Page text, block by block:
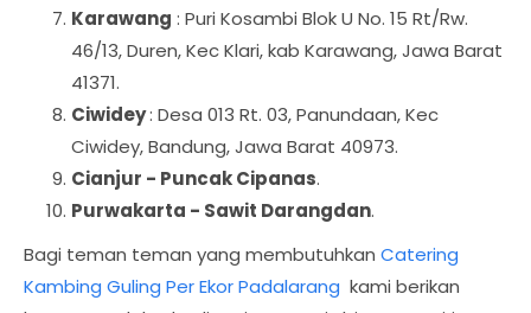
Karawang : Puri Kosambi Blok U No. 15 Rt/Rw.
46/13, Duren, Kec Klari, kab Karawang, Jawa Barat
41371.
Ciwidey: Desa 013 Rt. 03, Panundaan, Kec
Ciwidey, Bandung, Jawa Barat 40973.
Cianjur - Puncak Cipanas.
Purwakarta - Sawit Darangdan.
Bagi teman teman yang membutuhkan Catering
Kambing Guling Per Ekor Padalarang kami berikan